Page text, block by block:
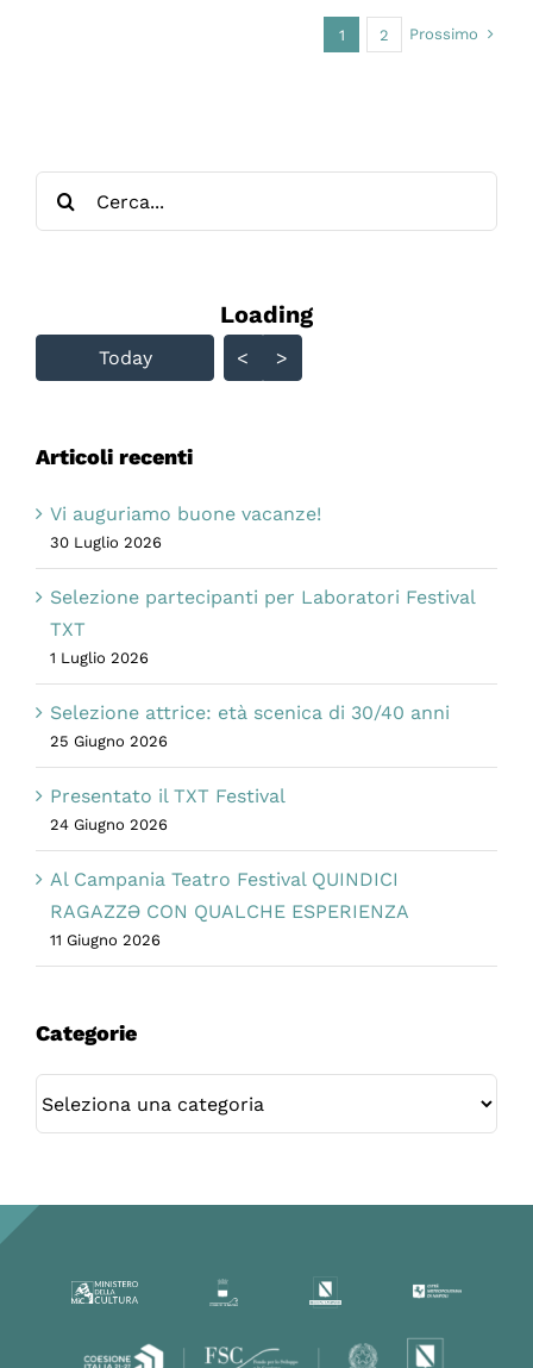
1 2 Prossimo
Skip Calendar
Loading - current view is
Loading
Today < >
Articoli recenti
Vi auguriamo buone vacanze!
30 Luglio 2026
Selezione partecipanti per Laboratori Festival
TXT
1 Luglio 2026
Selezione attrice: età scenica di 30/40 anni
25 Giugno 2026
Presentato il TXT Festival
24 Giugno 2026
Al Campania Teatro Festival QUINDICI
RAGAZZƏ CON QUALCHE ESPERIENZA
11 Giugno 2026
Categorie